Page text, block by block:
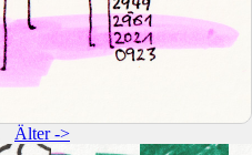
Älter ->